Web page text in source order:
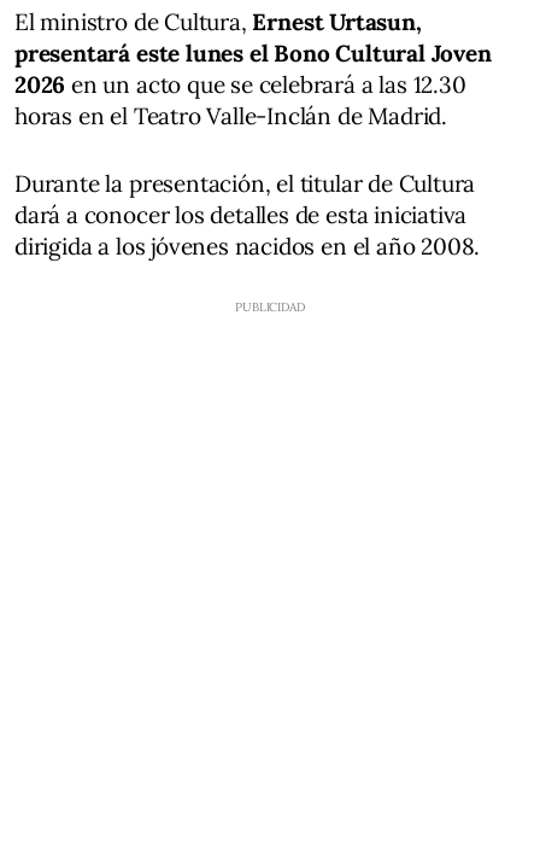
El ministro de Cultura, Ernest Urtasun,
presentará este lunes el Bono Cultural Joven
2026 en un acto que se celebrará a las 12.30
horas en el Teatro Valle-Inclán de Madrid.
Durante la presentación, el titular de Cultura
dará a conocer los detalles de esta iniciativa
dirigida a los jóvenes nacidos en el año 2008.